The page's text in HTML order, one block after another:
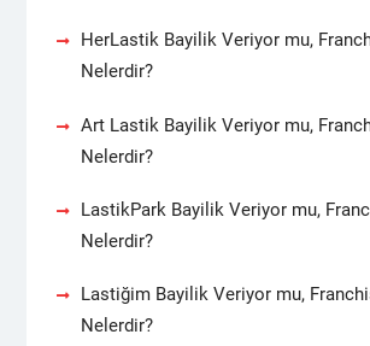
HerLastik Bayilik Veriyor mu,
Nelerdir?
Art Lastik Bayilik Veriyor mu,
Nelerdir?
LastikPark Bayilik Veriyor mu,
Nelerdir?
Lastiğim Bayilik Veriyor mu,
Nelerdir?